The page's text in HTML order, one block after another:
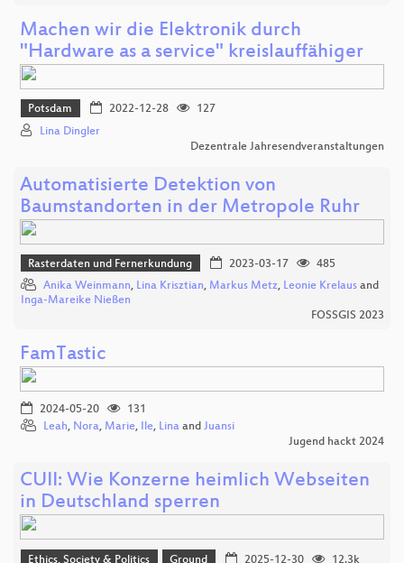
Machen wir die Elektronik durch
"Hardware as a service" kreislauffähiger
Potsdam 2022-12-28
127
Lina Dingler
Dezentrale Jahresendveranstaltungen
Automatisierte Detektion von
Baumstandorten in der Metropole Ruhr
Rasterdaten und Fernerkundung 2023-03-17
485
Anika Weinmann, Lina Krisztian, Markus Metz, Leonie Krelaus and
Inga-Mareike Nießen
FOSSGIS 2023
FamTastic
2024-05-20
131
Leah, Nora, Marie, Ile, Lina and Juansi
Jugend hackt 2024
CUII: Wie Konzerne heimlich Webseiten
in Deutschland sperren
Ethics, Society & Politics Ground 2025-12-30 12.3k